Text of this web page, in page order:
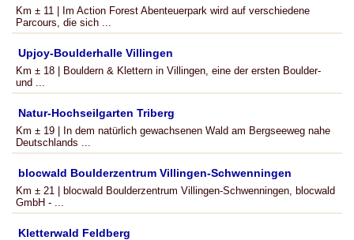
Km ± 11 | Im Action Forest Abenteuerpark wird auf verschiedene
Parcours, die sich ...
Upjoy-Boulderhalle Villingen
Km ± 18 | Bouldern & Klettern in Villingen, eine der ersten Boulder-
und ...
Natur-Hochseilgarten Triberg
Km ± 19 | In dem natürlich gewachsenen Wald am Bergseeweg nahe
Deutschlands ...
blocwald Boulderzentrum Villingen-Schwenningen
Km ± 21 | blocwald Boulderzentrum Villingen-Schwenningen, blocwald
GmbH - ...
Kletterwald Feldberg